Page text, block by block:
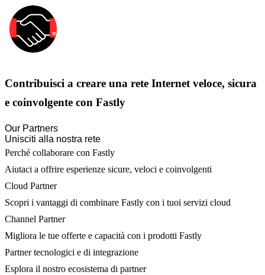
Contribuisci a creare una rete Internet veloce, sicura
e coinvolgente con Fastly
Our Partners
Unisciti alla nostra rete
Perché collaborare con Fastly
Aiutaci a offrire esperienze sicure, veloci e coinvolgenti
Cloud Partner
Scopri i vantaggi di combinare Fastly con i tuoi servizi cloud
Channel Partner
Migliora le tue offerte e capacità con i prodotti Fastly
Partner tecnologici e di integrazione
Esplora il nostro ecosistema di partner